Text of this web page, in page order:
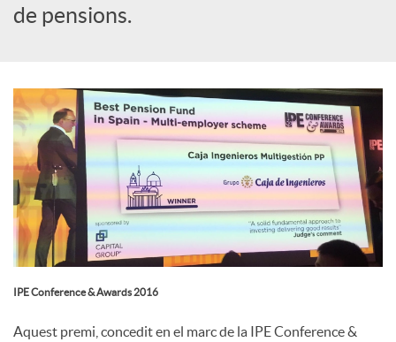
r
d
e
c
o
n
de pensions.
IPE Conference & Awards 2016
Aquest premi, concedit en el marc de la IPE Conference &